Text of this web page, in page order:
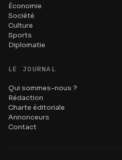
Économie
Société
Culture
Sports
Diplomatie
LE JOURNAL
Qui sommes-nous ?
Rédaction
Charte éditoriale
Annonceurs
Contact